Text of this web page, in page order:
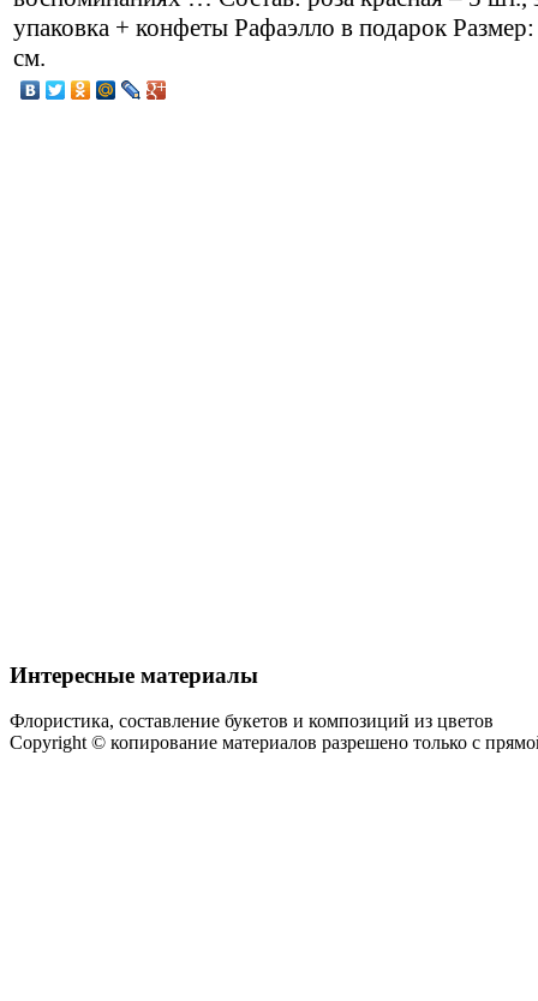
упаковка + конфеты Рафаэлло в подарок
см.
Интересные материалы
Флористика, составление букетов и композиций из цветов
Copyright © копирование материалов разрешено только с